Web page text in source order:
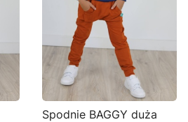
Spodnie BAGGY duża